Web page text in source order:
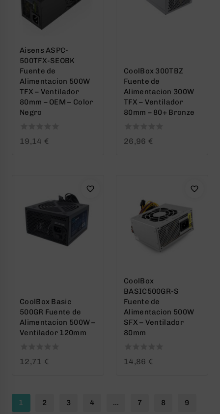
Aisens ASPC-
500TFX-SEOBK
Fuente de
Alimentacion 500W
TFX – Ventilador
80mm – OEM – Color
Negro
019,14 €
CoolBox 300TBZ
Fuente de
Alimentacion 300W
TFX – Ventilador
80mm – 80+ Bronze
0
26,96 €
CoolBox Basic
500GR Fuente de
Alimentacion 500W –
Ventilador 120mm
012,71 €
CoolBox
BASIC500GR-S
Fuente de
Alimentacion 500W
SFX – Ventilador
80mm
014,86 €
1 2 3 4 … 7 8 9